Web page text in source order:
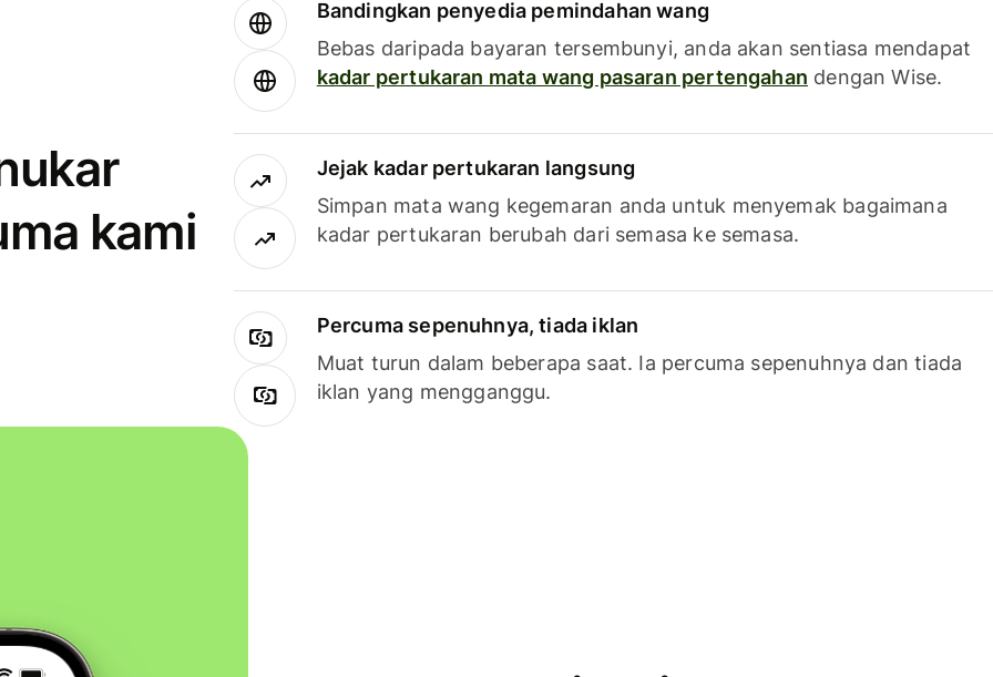
kami
Bandingkan penyedia pemindahan wang
Bebas daripada bayaran tersembunyi, anda akan sentiasa mendapat
kadar pertukaran mata wang pasaran pertengahan dengan Wise.
Jejak kadar pertukaran langsung
Simpan mata wang kegemaran anda untuk menyemak bagaimana
kadar pertukaran berubah dari semasa ke semasa.
Percuma sepenuhnya, tiada iklan
Muat turun dalam beberapa saat. Ia percuma sepenuhnya dan tiada
iklan yang mengganggu.